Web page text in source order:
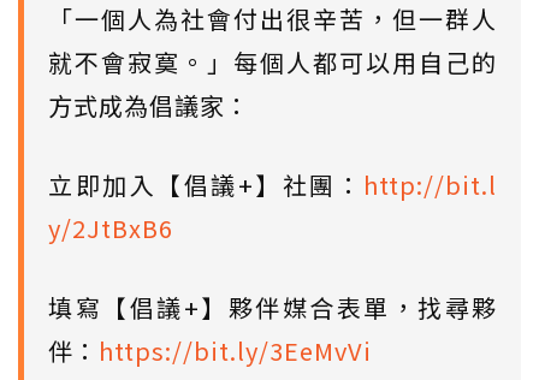
「一個人為社會付出很辛苦，但一群人
就不會寂寞。」每個人都可以用自己的
方式成為倡議家：
立即加入【倡議+】社團： http://bit.l
y/2JtBxB6
填寫【倡議+】夥伴媒合表單，找尋夥
伴： https://bit.ly/3EeMvVi